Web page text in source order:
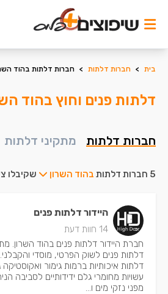
בית > חברות דלתות > חברות דלתות בהוד
דלתות פנים וחוץ בהוד
חברות דלתות מתקיני דלתות
5 חברות דלתות בהוד השרון שקיבלו
היידור דלתות פנים
14 חוות דעת
חברת היידור דלתות פנים בהוד השרון.
דלתות פנים לשוק הפרטי, מוסדי
דלתות איכותיות ברמות גימור
עשויות מחומרי גלם ידידותיים לסביבה
מפני נזקי מים ו...